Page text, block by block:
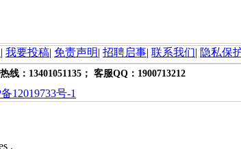
| 我要投稿| 免责声明| 招聘启事| 联系我们| 隐私保
线：13401051135； 客服QQ：1900713212
12019733号-1
.